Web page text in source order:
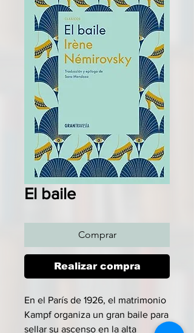
El baile
Comprar
Realizar compra
En el París de 1926, el matrimonio
Kampf organiza un gran baile para
sellar su ascenso en la alta